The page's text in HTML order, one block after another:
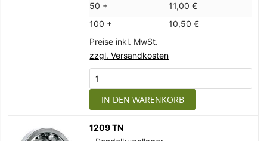
50 +
11,00 €
100 +
10,50 €
Preise inkl. MwSt.
zzgl. Versandkosten
IN DEN WARENKORB
1209 TN